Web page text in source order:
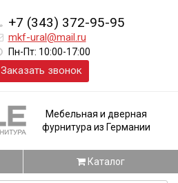
+7 (343) 372-95-95
mkf-ural@mail.ru
Пн-Пт: 10:00-17:00
Заказать звонок
Мебельная и дверная
фурнитура из Германии
Каталог